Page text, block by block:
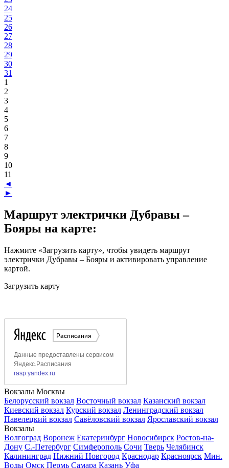
24
25
26
27
28
29
30
31
1
2
3
4
5
6
7
8
9
10
11
◄
►
Маршрут электрички Дубравы –
Бояры на карте:
Нажмите «Загрузить карту», чтобы увидеть маршрут
электрички Дубравы – Бояры и активировать управление
картой.
Загрузить карту
Вокзалы Москвы
Белорусский вокзал Восточный вокзал Казанский вокзал
Киевский вокзал Курский вокзал Ленинградский вокзал
Павелецкий вокзал Савёловский вокзал Ярославский вокзал
Вокзалы
Волгоград Воронеж Екатеринбург Новосибирск Ростов-на-
Дону С.-Петербург Симферополь Сочи Тверь Челябинск
Калининград Нижний Новгород Краснодар Красноярск Мин.
Воды Омск Пермь Самара Казань Уфа